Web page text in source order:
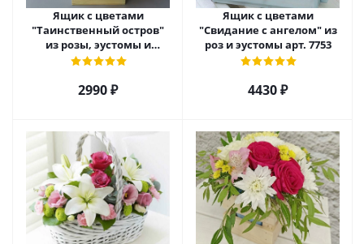
Ящик с цветами
"Таинственный остров"
из розы, эустомы и
диантуса арт. 7754
2990 ₽
Ящик с цветами
"Свидание с ангелом" из
роз и эустомы арт. 7753
4430 ₽